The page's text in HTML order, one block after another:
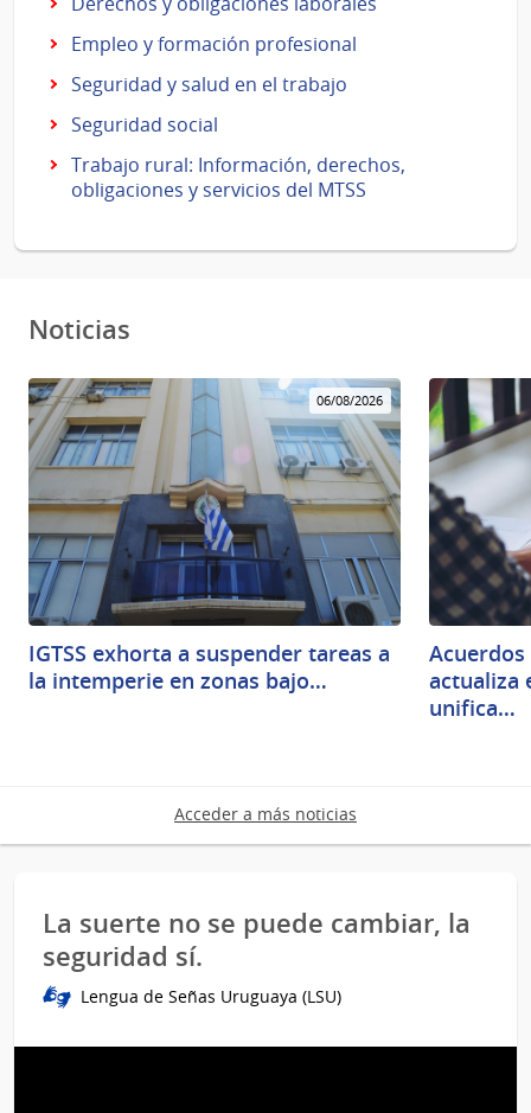
Empleo y formación profesional
Seguridad y salud en el trabajo
Seguridad social
Trabajo rural: Información, derechos,
obligaciones y servicios del MTSS
Noticias
06/08/2026
IGTSS exhorta a suspender tareas a
la intemperie en zonas bajo…
actualiza
unifica…
Acceder a más noticias
La suerte no se puede cambiar, la
seguridad sí.
Lengua de Señas Uruguaya (LSU)